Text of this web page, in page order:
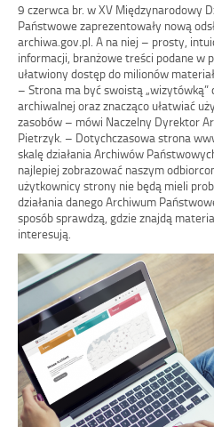
9 czerwca br. w XV Międzynarodowy
Państwowe zaprezentowały nową
archiwa.gov.pl. A na niej – prosty,
informacji, branżowe treści podane w
ułatwiony dostęp do milionów
– Strona ma być swoistą „wizytówką”
archiwalnej oraz znacząco ułatwiać
zasobów – mówi Naczelny Dyrektor
Pietrzyk. – Dotychczasowa strona
skalę działania Archiwów
najlepiej zobrazować naszym
użytkownicy strony nie będą mieli
działania danego Archiwum
sposób sprawdzą, gdzie znajdą
interesują.